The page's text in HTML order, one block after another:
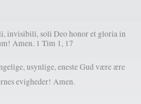
invisibili, soli Deo honor et gloria in
Amen. 1 Tim 1, 17
usynlige, eneste Gud være ære
evigheder! Amen.